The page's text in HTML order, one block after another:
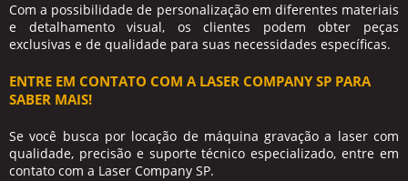
Com a possibilidade de personalização em diferentes materiais
e detalhamento visual, os clientes podem obter peças
exclusivas e de qualidade para suas necessidades específicas.
ENTRE EM CONTATO COM A LASER COMPANY SP PARA
SABER MAIS!
Se você busca por locação de máquina gravação a lasercom
qualidade, precisão e suporte técnico especializado, entre em
contato com a Laser Company SP.